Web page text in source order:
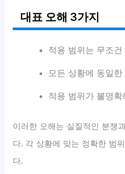
대표 오해 3가지
적용 범위는 무조
모든 상황에 동일
적용 범위가 불명
이러한 오해는 실질적인 분쟁
다. 각 상황에 맞는 정확한 범
다.